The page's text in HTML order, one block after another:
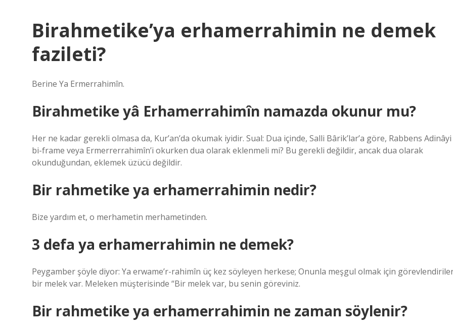
Birahmetike’ya erhamerrahimin ne demek
fazileti?
Berine Ya Ermerrahimîn.
Birahmetike yâ Erhamerrahimîn namazda okunur mu?
Her ne kadar gerekli olmasa da, Kur’an’da okumak iyidir. Sual: Dua içinde, Salli Bârik’lar’a göre, Rabbens Adinâyi
bi-frame veya Ermerrerrahimîn’i okurken dua olarak eklenmeli mi? Bu gerekli değildir, ancak dua olarak
okunduğundan, eklemek üzücü değildir.
Bir rahmetike ya erhamerrahimin nedir?
Bize yardım et, o merhametin merhametinden.
3 defa ya erhamerrahimin ne demek?
Peygamber şöyle diyor: Ya erwame’r-rahimîn üç kez söyleyen herkese; Onunla meşgul olmak için
bir melek var. Meleken müşterisinde “Bir melek var, bu senin göreviniz.
Bir rahmetike ya erhamerrahimin ne zaman söylenir?